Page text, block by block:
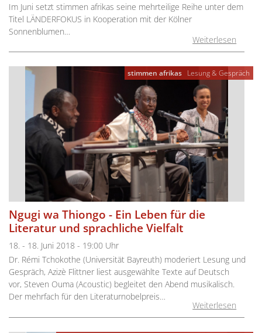
Im Juni setzt stimmen afrikas seine mehrteilige Reihe unter dem
Titel LÄNDERFOKUS in Kooperation mit der Kölner
Sonnenblumen…
Weiterlesen
stimmen afrikas Lesung & Gespräch
Ngugi wa Thiongo - Ein Leben für die
Literatur und sprachliche Vielfalt
18. - 18. Juni 2018 - 19:00 Uhr
Dr. Rémi Tchokothe (Universität Bayreuth) moderiert Lesung und
Gespräch, Azizè Flittner liest ausgewählte Texte auf Deutsch
vor, Steven Ouma (Acoustic) begleitet den Abend musikalisch.
Der mehrfach für den Literaturnobelpreis…
Weiterlesen